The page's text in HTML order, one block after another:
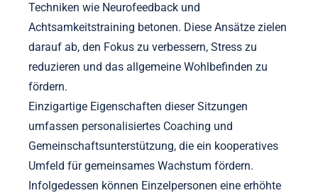
Techniken wie Neurofeedback und
Achtsamkeitstraining betonen. Diese Ansätze zielen
darauf ab, den Fokus zu verbessern, Stress zu
reduzieren und das allgemeine Wohlbefinden zu
fördern.
Einzigartige Eigenschaften dieser Sitzungen
umfassen personalisiertes Coaching und
Gemeinschaftsunterstützung, die ein kooperatives
Umfeld für gemeinsames Wachstum fördern.
Infolgedessen können Einzelpersonen eine erhöhte